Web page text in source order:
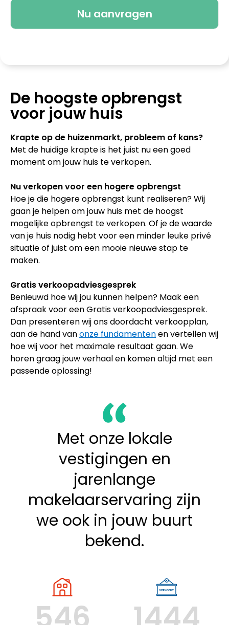
De hoogste opbrengst
voor jouw huis
Krapte op de huizenmarkt, probleem of kans?
Met de huidige krapte is het juist nu een goed
moment om jouw huis te verkopen.
Nu verkopen voor een hogere opbrengst
Hoe je die hogere opbrengst kunt realiseren? Wij
gaan je helpen om jouw huis met de hoogst
mogelijke opbrengst te verkopen. Of je de waarde
van je huis nodig hebt voor een minder leuke privé
situatie of juist om een mooie nieuwe stap te
maken.
Gratis verkoopadviesgesprek
Benieuwd hoe wij jou kunnen helpen? Maak een
afspraak voor een Gratis verkoopadviesgesprek.
Dan presenteren wij ons doordacht verkoopplan,
aan de hand vanonze fundamentenen vertellen wij
hoe wij voor het maximale resultaat gaan. We
horen graag jouw verhaal en komen altijd met een
passende oplossing!
Met onze lokale
vestigingen en
jarenlange
makelaarservaring zijn
we ook in jouw buurt
bekend.